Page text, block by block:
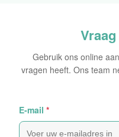
Gebruik ons online
vragen heeft. Ons team
E-mail *